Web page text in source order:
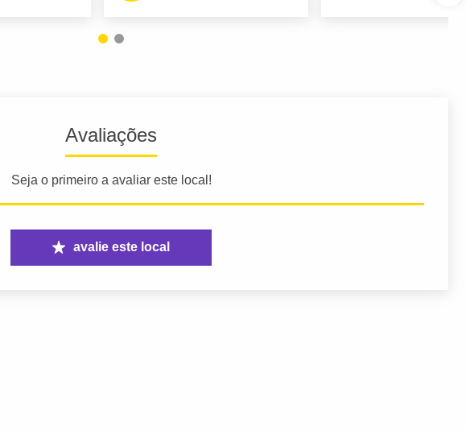
Avaliações
Seja o primeiro a avaliar este local!
avalie este local